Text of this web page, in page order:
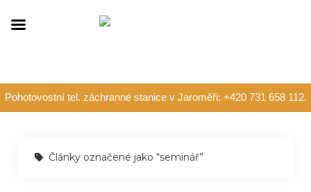
Pohotovostní tel. záchranné stanice v Jaroměři: +420 731 658 112.
Články označené jako “seminář”